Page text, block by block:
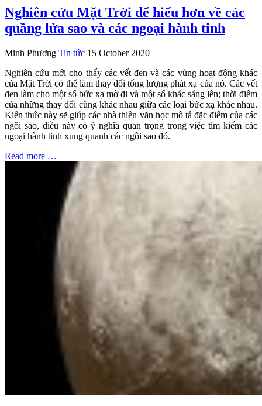
Nghiên cứu Mặt Trời để hiểu hơn về các
quầng lửa sao và các ngoại hành tinh
Minh Phương Tin tức 15 October 2020
Nghiên cứu mới cho thấy các vết đen và các vùng hoạt động khác
của Mặt Trời có thể làm thay đổi tổng lượng phát xạ của nó. Các vết
đen làm cho một số bức xạ mờ đi và một số khác sáng lên; thời điểm
của những thay đổi cũng khác nhau giữa các loại bức xạ khác nhau.
Kiến thức này sẽ giúp các nhà thiên văn học mô tả đặc điểm của các
ngôi sao, điều này có ý nghĩa quan trọng trong việc tìm kiếm các
ngoại hành tinh xung quanh các ngôi sao đó.
Read more …